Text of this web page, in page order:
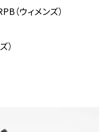
（ウィメンズ）
）